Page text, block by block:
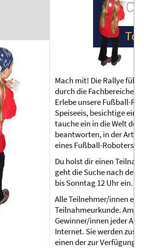
Mach mit! Die Rallye
durch die Fachbereiche
Erlebe unsere Fußball-
Speiseeis, besichtige
tauche ein in die Welt
beantworten, in der Art
eines Fußball-Roboters?“
Du holst dir einen
geht die Suche nach den
bis Sonntag 12 Uhr ein.
Alle Teilnehmer/innen
Teilnahmeurkunde. Am
Gewinner/innen jeder
Internet. Sie werden
einen der zur Verfügung